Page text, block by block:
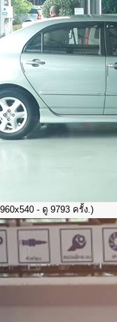
- ดู 9793 ครั้ง.)